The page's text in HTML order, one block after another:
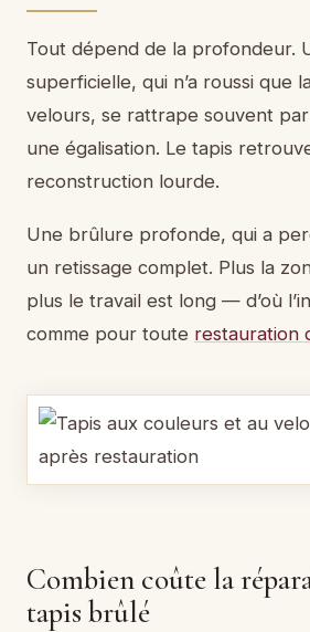
Tout dépend de la profondeur.
superficielle, qui n’a roussi que
velours, se rattrape souvent
une égalisation. Le tapis
reconstruction lourde.
Une brûlure profonde, qui a
un retissage complet. Plus la
plus le travail est long — d’où
comme pour toute restauration
Combien coûte la
tapis brûlé